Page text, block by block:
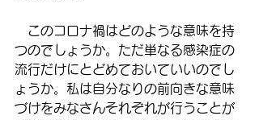
このコロナ禍はどのような意味を持
つのでしょうか。ただ単なる感染症の
流行だけにとどめておいていいのでし
ょうか。私は自分なりの前向きな意味
づけをみなさんそれぞれが行うことが